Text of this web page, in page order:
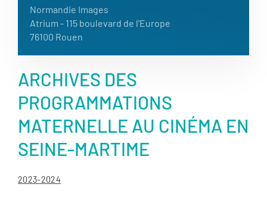
Normandie Images
Atrium - 115 boulevard de l'Europe
76100 Rouen
ARCHIVES DES
PROGRAMMATIONS
MATERNELLE AU CINÉMA EN
SEINE-MARTIME
2023-2024